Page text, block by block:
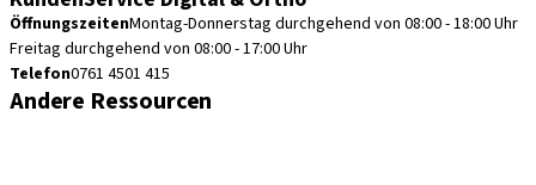
ÖffnungszeitenMontag-Donnerstag durchgehend von 08:00 - 18:00 Uhr
Freitag durchgehend von 08:00 - 17:00 Uhr
Telefon0761 4501 415
Andere Ressourcen